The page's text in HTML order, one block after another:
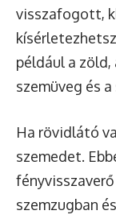
visszafogott,
például a zöld,
szemüveg és
Ha rövidlátó
szemedet.
szemzugban